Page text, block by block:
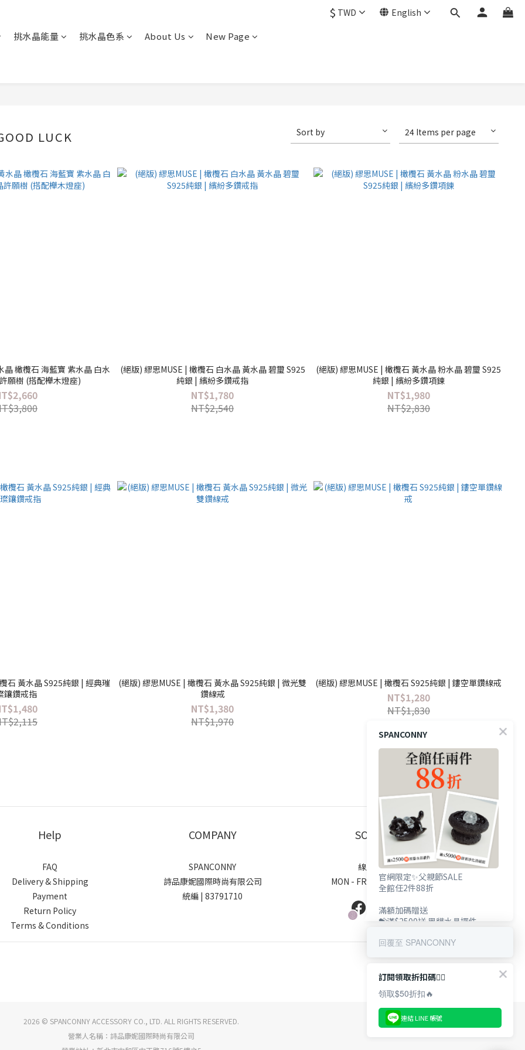
$ TWD English
挑水晶能量 挑水晶色系 About Us
New Page
LUCK Sort by 24 Items per page
晶 橄欖石 海藍寶 紫水晶 白水
願樹 (搭配櫸木燈座)
(絕版) 繆思MUSE | 橄欖石 白水晶 黃水晶 碧璽 S925
純銀 | 繽紛多鑽戒指
NT$1,780
NT$2,540
(絕版) 繆思MUSE | 橄欖石 黃水晶 粉水晶 碧璽 S925
純銀 | 繽紛多鑽項鍊
NT$1,980
NT$2,830
石 黃水晶 S925純銀 | 經典璀
鑲鑽戒指
(絕版) 繆思MUSE | 橄欖石 黃水晶 S925純銀 | 微光雙
鑽線戒
NT$1,380
NT$1,970
(絕版) 繆思MUSE | 橄欖石 S925純銀 | 鏤空單鑽線戒
NT$1,280
NT$1,830
Help
FAQ
Delivery & Shipping
Payment
Return Policy
Terms & Conditions
COMPANY
SPANCONNY
詩品康妮國際時尚有限公司
統編 | 83791710
SOCIALS
線上客服
MON - FRI / 9:00 - 18:00
2026 © SPANCONNY ACCESSORY CO., LTD. ALL RIGHTS RESERVED.
營業人名稱：詩品康妮國際時尚有限公司
SPANCONNY
官網限定✨父親節SALE
全館任2件88折
滿額加碼贈送
💝滿$2500送 黑貓水晶擺件
回覆至 SPANCONNY
訂閱領取折扣碼👇🏻
領取$50折扣🔥
連結 LINE 帳號